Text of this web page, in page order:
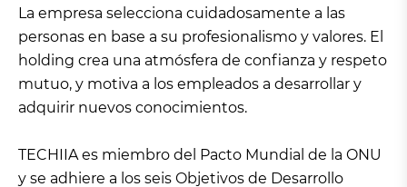
La empresa selecciona cuidadosamente a las
personas en base a su profesionalismo y valores. El
holding crea una atmósfera de confianza y respeto
mutuo, y motiva a los empleados a desarrollar y
adquirir nuevos conocimientos.
TECHIIA es miembro del Pacto Mundial de la ONU
y se adhiere a los seis Objetivos de Desarrollo